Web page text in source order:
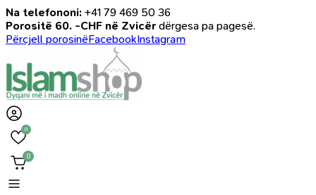
Na telefononi: +41 79 469 50 36
Porositë 60. -CHF në Zvicër dërgesa pa pagesë.
Përcjell porosinëFacebookInstagram
0
0